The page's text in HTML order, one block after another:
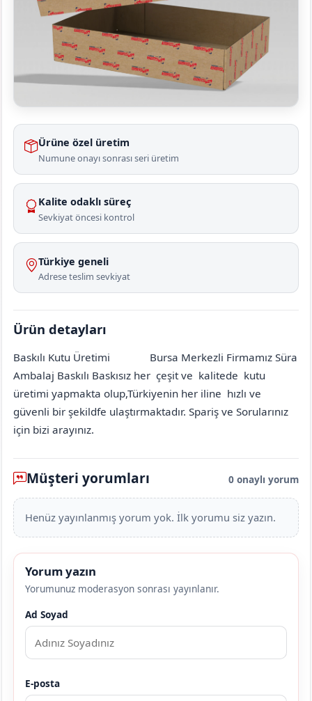
Ürüne özel üretim
Numune onayı sonrası seri üretim
Kalite odaklı süreç
Sevkiyat öncesi kontrol
Türkiye geneli
Adrese teslim sevkiyat
Ürün detayları
Baskılı Kutu Üretimi
Bursa Merkezli Firmamız Süra
Ambalaj Baskılı Baskısız her çeşit ve kalitede kutu
üretimi yapmakta olup,Türkiyenin her iline hızlı ve
güvenli bir şekildfe ulaştırmaktadır. Spariş ve Sorularınız
için bizi arayınız.
Müşteri yorumları 0 onaylı yorum
Henüz yayınlanmış yorum yok. İlk yorumu siz yazın.
Yorum yazın
Yorumunuz moderasyon sonrası yayınlanır.
Ad Soyad
E-posta